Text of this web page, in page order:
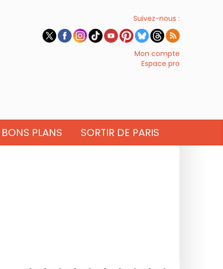
Suivez-nous :
Mon compte
Espace pro
BONS PLANS SORTIR DE PARIS